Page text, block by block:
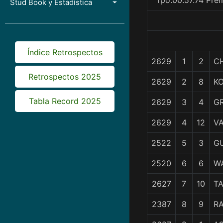
Stud Book y Estadística
Índice Retrospectos
Retrospectos 2025
Tabla Record 2025
2629 1 2
2629 2 8
2629 3 4
2629 4 12
2522 5 3
2520 6 6
2627 7 10
2387 8 9